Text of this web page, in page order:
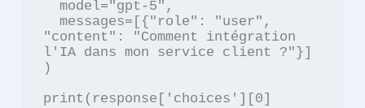
"content": "Comment intégration
l'IA dans mon service client ?"}]
)
print(response['choices'][0]